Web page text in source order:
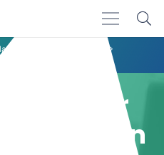
/ DRH
discriminer Lyon
Recruter
Lyon